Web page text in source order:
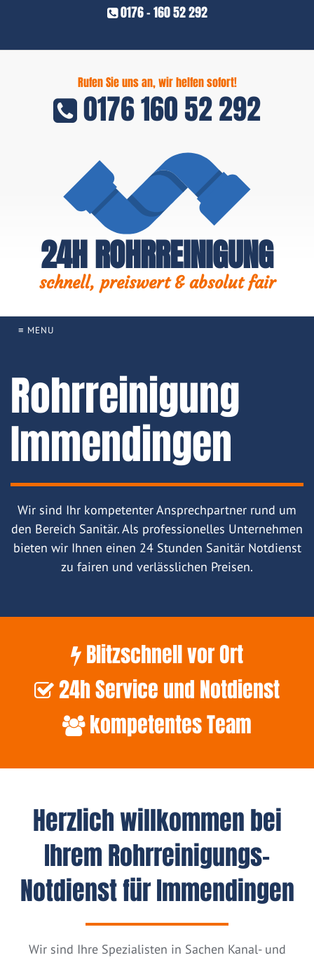
0176 - 160 52 292
Rufen Sie uns an, wir helfen sofort!
0176 160 52 292
24H ROHRREINIGUNG
schnell, preiswert & absolut fair
≡ MENU
Rohrreinigung
Immendingen
Wir sind Ihr kompetenter Ansprechpartner rund um
den Bereich Sanitär. Als professionelles Unternehmen
bieten wir Ihnen einen 24 Stunden Sanitär Notdienst
zu fairen und verlässlichen Preisen.
Blitzschnell vor Ort
24h Service und Notdienst
kompetentes Team
Herzlich willkommen bei
Ihrem Rohrreinigungs-
Notdienst für Immendingen
Wir sind Ihre Spezialisten in Sachen Kanal- und